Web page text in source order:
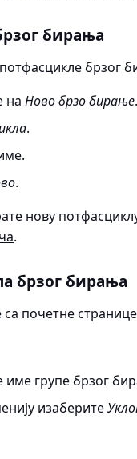
бирања
брзог
наНово брзо бирање.
.
.
нову
.
брзог бирања
почетне
име групе брзог
изаберите